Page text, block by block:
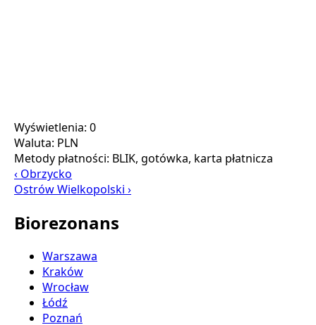
Wyświetlenia: 0
Waluta: PLN
Metody płatności: BLIK, gotówka, karta płatnicza
‹ Obrzycko
Ostrów Wielkopolski ›
Biorezonans
Warszawa
Kraków
Wrocław
Łódź
Poznań